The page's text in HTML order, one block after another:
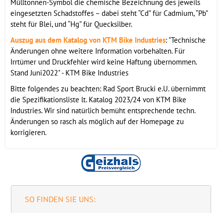
Mülltonnen-Symbol die chemische Bezeichnung des jeweils
eingesetzten Schadstoffes – dabei steht “Cd” für Cadmium, “Pb”
steht für Blei, und “Hg” für Quecksilber.
Auszug aus dem Katalog von KTM Bike Industries: "Technische
Änderungen ohne weitere Information vorbehalten. Für
Irrtümer und Druckfehler wird keine Haftung übernommen.
Stand Juni2022" - KTM Bike Industries
Bitte folgendes zu beachten: Rad Sport Brucki e.U. übernimmt
die Spezifikationsliste lt. Katalog 2023/24 von KTM Bike
Industries. Wir sind natürlich bemüht entsprechende techn.
Änderungen so rasch als möglich auf der Homepage zu
korrigieren.
SO FINDEN SIE UNS: